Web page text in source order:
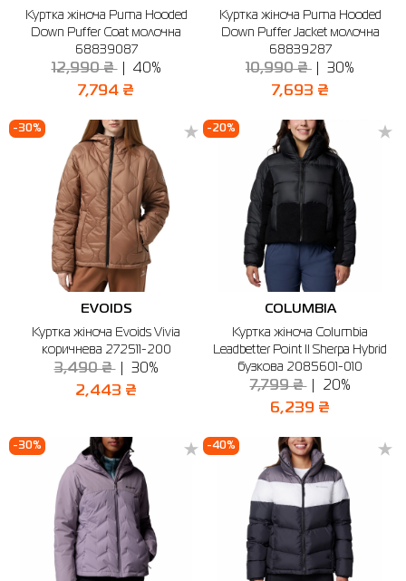
Куртка жіноча Puma Hooded
Down Puffer Coat молочна
68839087
12,990 ₴ 40%
7,794 ₴
Куртка жіноча Puma Hooded
Down Puffer Jacket молочна
68839287
10,990 ₴ 30%
7,693 ₴
-30%
EVOIDS
Куртка жіноча Evoids Vivia
коричнева 272511-200
3,490 ₴ 30%
2,443 ₴
-20%
COLUMBIA
Куртка жіноча Columbia
Leadbetter Point II Sherpa Hybrid
бузкова 2085601-010
7,799 ₴ 20%
6,239 ₴
-30% -40%